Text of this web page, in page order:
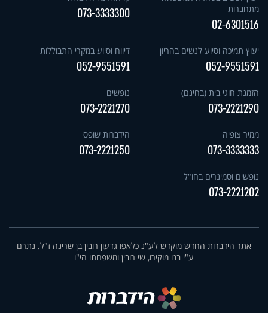
מתחברות
02-6301516
073-3333300
יעוץ תמיכה וסיוע לנשים בהריון
052-9551591
דיווח וסיוע במקרי התבוללות
052-9551591
הזמנת חוגי בית (בחינם)
073-2221290
נופשים
073-2221270
ממיר צופיה
073-3333333
הידברות שופס
073-2221250
נופשים וסמינרים בחו"ל
073-2221202
אתר הידברות החדש מוקדש לע"נ כלאפו גדעון רובין בן שרינה ז"ל. נתרם
ע"י בנו מוקירו, שי רובין ומשפחתו הי"ו